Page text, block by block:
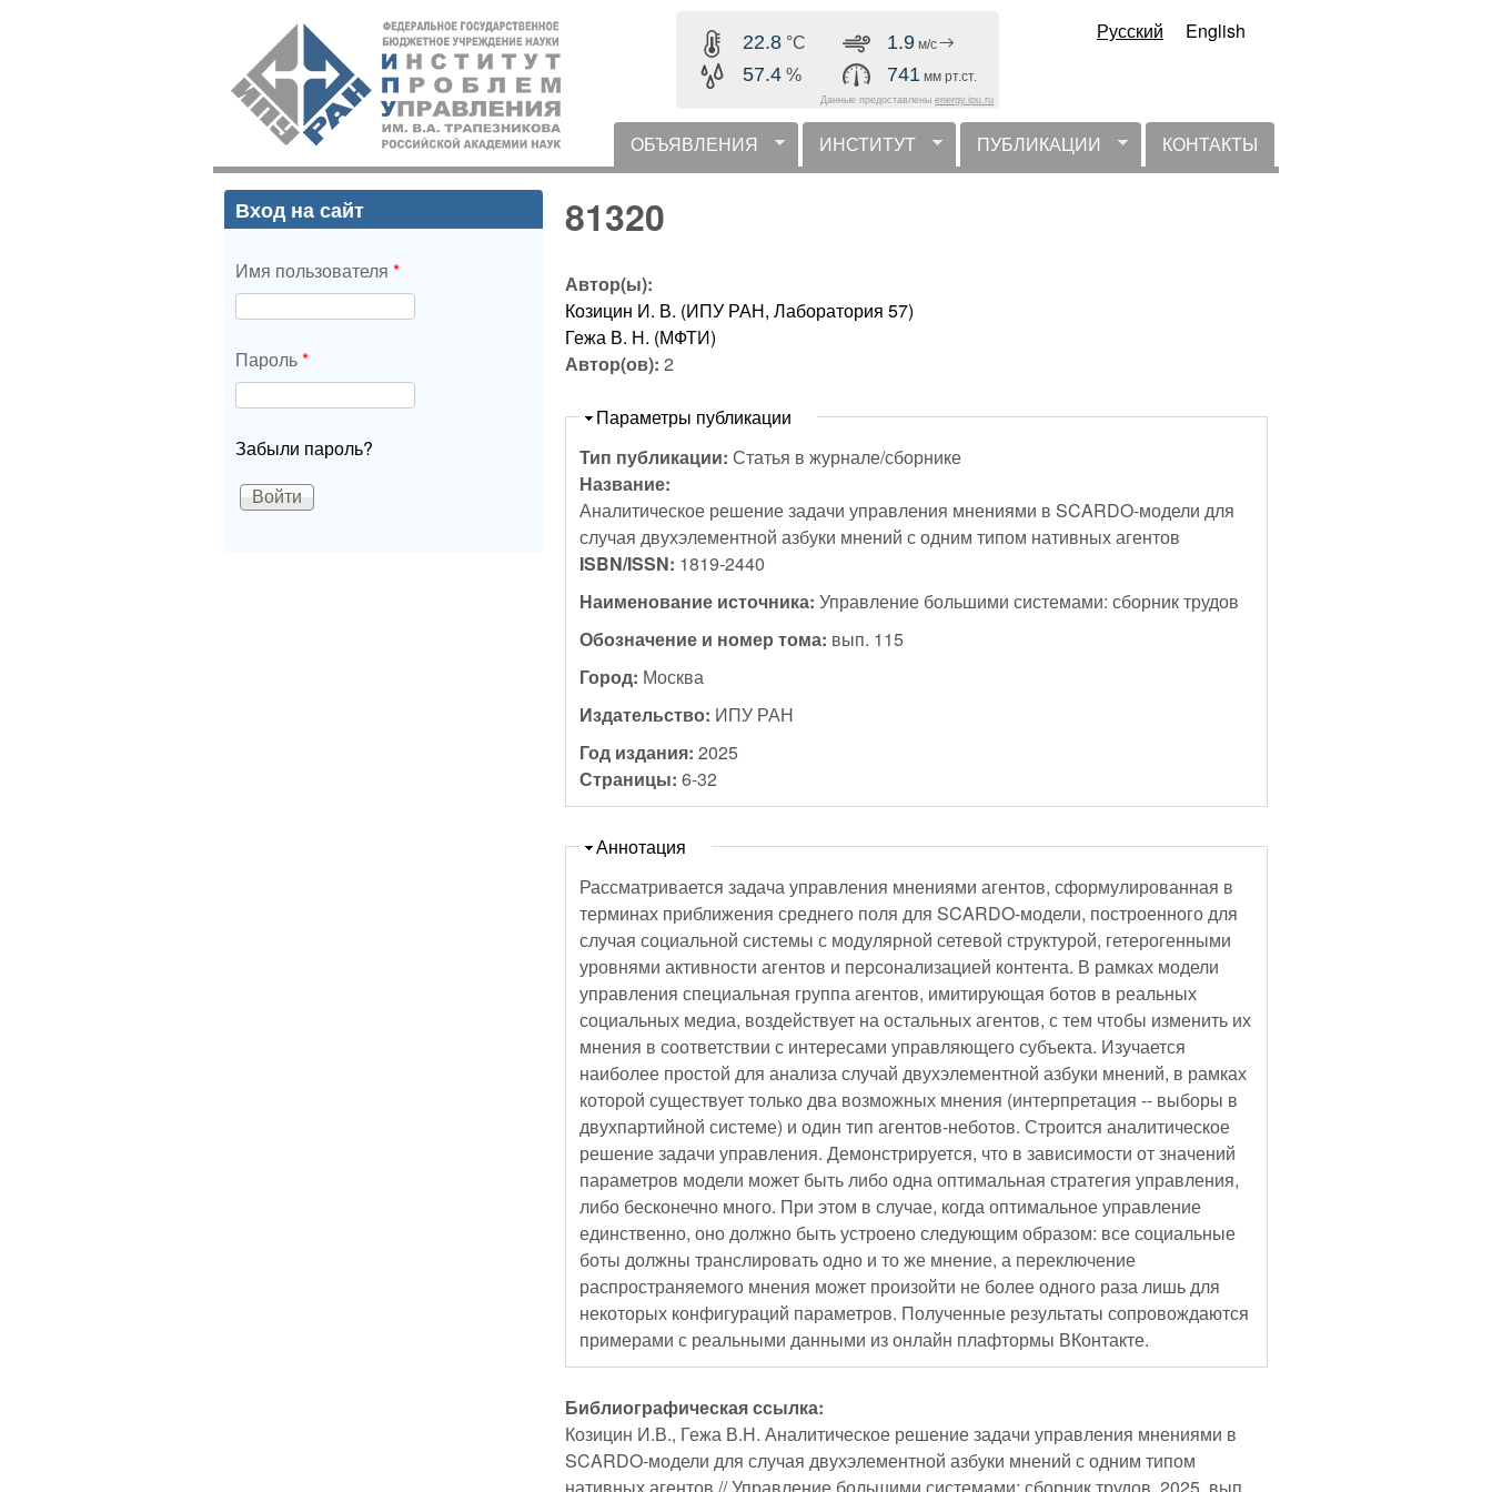
содержанию
ИПУ
РАН
22.8 °C
57.4 %
1.9 м/с
741 мм рт.ст.
Данные предоставлены energy.ipu.ru
Русский English
горизонтальное меню
ОБЪЯВЛЕНИЯ ИНСТИТУТ ПУБЛИКАЦИИ КОНТАКТЫ
81320
Автор(ы):
Козицин И. В. (ИПУ РАН, Лаборатория 57)
Гежа В. Н. (МФТИ)
Автор(ов):2
Скрыть
Параметры публикации
Тип публикации:Статья в журнале/сборнике
Название:
Аналитическое решение задачи управления мнениями в SCARDO-модели для
случая двухэлементной азбуки мнений с одним типом нативных агентов
ISBN/ISSN: 1819-2440
Наименование источника:Управление большими системами: сборник трудов
Обозначение и номер тома: вып. 115
Город: Москва
Издательство: ИПУ РАН
Год издания:2025
Страницы:6-32
Скрыть
Аннотация
Рассматривается задача управления мнениями агентов, сформулированная в
терминах приближения среднего поля для SCARDO-модели, построенного для
случая социальной системы с модулярной сетевой структурой, гетерогенными
уровнями активности агентов и персонализацией контента. В рамках модели
управления специальная группа агентов, имитирующая ботов в реальных
социальных медиа, воздействует на остальных агентов, с тем чтобы изменить их
мнения в соответствии с интересами управляющего субъекта. Изучается
наиболее простой для анализа случай двухэлементной азбуки мнений, в рамках
которой существует только два возможных мнения (интерпретация -- выборы в
двухпартийной системе) и один тип агентов-неботов. Строится аналитическое
решение задачи управления. Демонстрируется, что в зависимости от значений
параметров модели может быть либо одна оптимальная стратегия управления,
либо бесконечно много. При этом в случае, когда оптимальное управление
единственно, оно должно быть устроено следующим образом: все социальные
боты должны транслировать одно и то же мнение, а переключение
распространяемого мнения может произойти не более одного раза лишь для
некоторых конфигураций параметров. Полученные результаты сопровождаются
примерами с реальными данными из онлайн плафтормы ВКонтакте.
Библиографическая ссылка:
Козицин И.В., Гежа В.Н. Аналитическое решение задачи управления мнениями в
SCARDO-модели для случая двухэлементной азбуки мнений с одним типом
нативных агентов // Управление большими системами: сборник трудов. 2025. вып.
Вход на сайт
Имя пользователя *
Пароль*
Забыли пароль?